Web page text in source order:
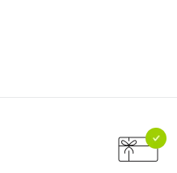
Добавляйте товарыв